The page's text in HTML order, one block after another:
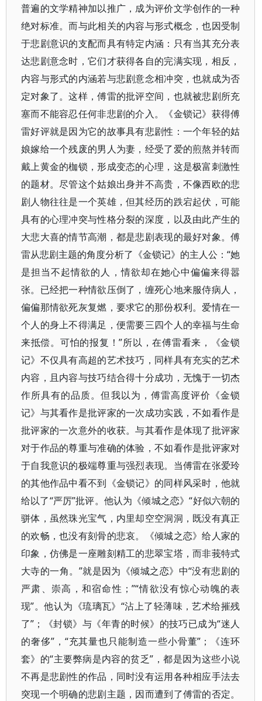
普遍的文学精神加以推广，成为评价文学创作的一种
绝对标准。而与此相关的内容与形式概念，也因受制
于悲剧意识的支配而具有特定内涵：只有当其充分表
达悲剧意念时，它们才获得各自的完满实现，相反，
内容与形式的内涵若与悲剧意念相冲突，也就成为否
定对象了。这样，傅雷的批评空间，也就被悲剧所充
塞而不能容忍任何非悲剧的介入。《金锁记》获得傅
雷好评就是因为它的故事具有悲剧性：一个年轻的姑
娘嫁给一个残废的男人为妻，经受了爱的煎熬并转而
戴上黄金的枷锁，形成变态的心理，这是极富刺激性
的题材。尽管这个姑娘出身并不高贵，不像西欧的悲
剧人物往往是一个英雄，但其经历的跌宕起伏，可能
具有的心理冲突与性格分裂的深度，以及由此产生的
大悲大喜的情节高潮，都是悲剧表现的最好对象。傅
雷从悲剧主题的角度分析了《金锁记》的主人公：“她
是担当不起情欲的人，情欲却在她心中偏偏来得嚣
张。已经把一种情欲压倒了，缠死心地来服侍病人，
偏偏那情欲死灰复燃，要求它的那份权利。爱情在一
个人的身上不得满足，便需要三四个人的幸福与生命
来抵偿。可怕的报复！”所以，在傅雷看来，《金锁
记》不仅具有高超的艺术技巧，同样具有充实的艺术
内容，且内容与技巧结合得十分成功，无愧于一切杰
作所具有的品质。但我以为，傅雷高度评价《金锁
记》与其看作是批评家的一次成功实践，不如看作是
批评家的一次意外的收获。与其看作是体现了批评家
对于作品的尊重与准确的体验，不如看作是批评家对
于自我意识的极端尊重与强烈表现。当傅雷在张爱玲
的其他作品中看不到《金锁记》的同样风采时，他就
给以了“严厉”批评。他认为《倾城之恋》“好似六朝的
骈体，虽然珠光宝气，内里却空空洞洞，既没有真正
的欢畅，也没有刻骨的悲哀。《倾城之恋》给人家的
印象，仿佛是一座雕刻精工的悲翠宝塔，而非莪特式
大寺的一角。”就是因为《倾城之恋》中“没有悲剧的
严肃、崇高，和宿命性；”“情欲没有惊心动魄的表
现”。他认为《琉璃瓦》“沾上了轻薄味，艺术给摧残
了”；《封锁》与《年青的时候》的技巧已成为“迷人
的奢侈”，“充其量也只能制造一些小骨董”；《连环
套》的“主要弊病是内容的贫乏”，都是因为这些小说
不再是悲剧性的作品，同时没有运用各种相应手法去
突现一个明确的悲剧主题，因而遭到了傅雷的否定。